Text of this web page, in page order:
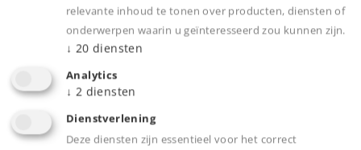
NIEUW
relevante inhoud te tonen over producten, diensten of
onderwerpen waarin u geïnteresseerd zou kunnen zijn.
↓ 20 diensten
Analytics
↓ 2 diensten
Dienstverlening
Deze diensten zijn essentieel voor het correct